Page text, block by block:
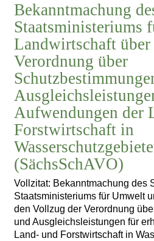
Bekanntmachung
Staatsministeriums
Landwirtschaft
Verordnung über
Aufwendungen der
Forstwirtschaft in
(SächsSchAVO)
Vollzitat: Bekanntmachung des
Staatsministeriums für Umwelt
den Vollzug der Verordnung
und Ausgleichsleistungen für
Land- und Forstwirtschaft in